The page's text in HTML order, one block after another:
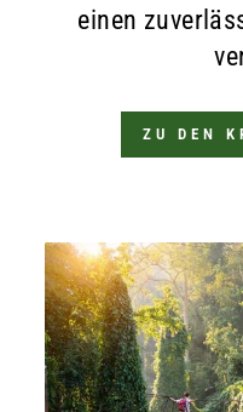
einen
ZU DEN